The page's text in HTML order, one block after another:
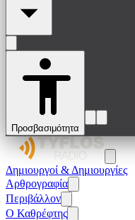
Προσβασιμότητα
Δημιουργοί & Δημιουργίες
Αρθρογραφία
Περιβάλλον
Ο Καθρέφτης